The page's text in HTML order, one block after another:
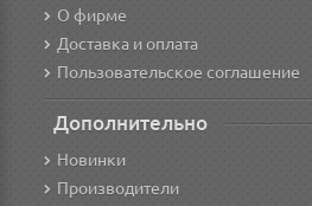
О фирме
Доставка и оплата
Пользовательское соглашение
Дополнительно
Новинки
Производители